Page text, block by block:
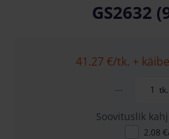
GS2632
41.27 €/tk. +
tk.
Soovituslik
2.08